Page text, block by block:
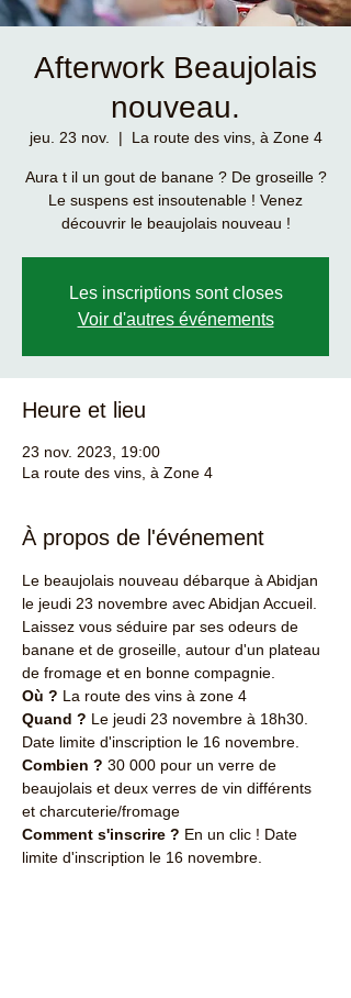
Afterwork Beaujolais
nouveau.
jeu. 23 nov.
  |
La route des vins, à Zone 4
Aura t il un gout de banane ? De groseille ?
Le suspens est insoutenable ! Venez
découvrir le beaujolais nouveau !
Les inscriptions sont closes
Voir d'autres événements
Heure et lieu
23 nov. 2023, 19:00
La route des vins, à Zone 4
À propos de l'événement
Le beaujolais nouveau débarque à Abidjan
le jeudi 23 novembre avec Abidjan Accueil.
Laissez vous séduire par ses odeurs de
banane et de groseille, autour d'un plateau
de fromage et en bonne compagnie.
Où ? La route des vins à zone 4
Quand ? Le jeudi 23 novembre à 18h30.
Date limite d'inscription le 16 novembre.
Combien ? 30 000 pour un verre de
beaujolais et deux verres de vin différents
et charcuterie/fromage
Comment s'inscrire ? En un clic ! Date
limite d'inscription le 16 novembre.